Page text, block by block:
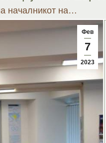
началникот на…
Фев
7
2023